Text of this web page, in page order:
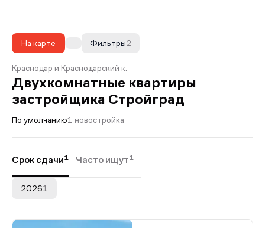
На карте 2
Фильтры
Краснодар и Краснодарский к.
Двухкомнатные квартиры
застройщика Стройград
По умолчанию1 новостройка
Срок сдачи1 Часто ищут1
20261